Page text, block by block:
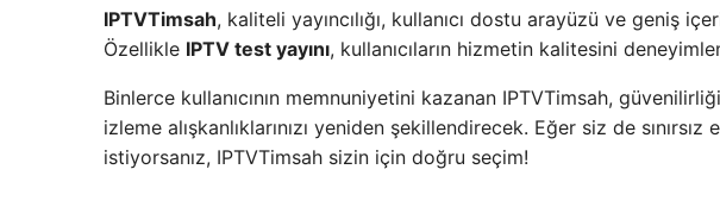
IPTVTimsah, kaliteli yayıncılığı, kullanıcı dostu arayüzü ve geniş
Özellikle IPTV test yayını, kullanıcıların hizmetin kalitesini
Binlerce kullanıcının memnuniyetini kazanan IPTVTimsah,
izleme alışkanlıklarınızı yeniden şekillendirecek. Eğer siz de
istiyorsanız, IPTVTimsah sizin için doğru seçim!